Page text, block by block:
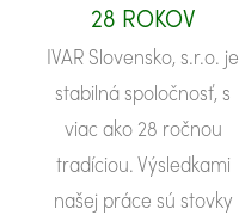
28 ROKOV
IVAR Slovensko, s.r.o. je
stabilná spoločnosť, s
viac ako 28 ročnou
tradíciou. Výsledkami
našej práce sú stovky